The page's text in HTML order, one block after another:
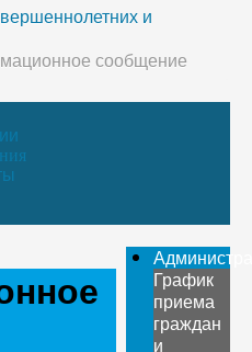
и
сообщение
График
приема
граждан
и